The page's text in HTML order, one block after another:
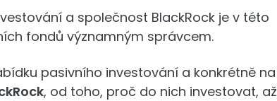
a společnost BlackRock je v této
fondů významným správcem.
pasivního investování a konkrétně na
, od toho, proč do nich investovat, až